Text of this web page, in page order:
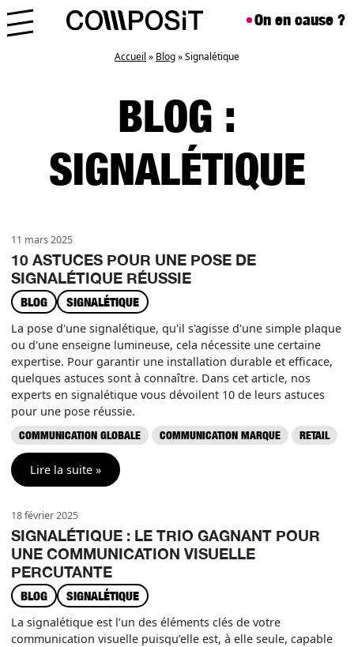
Aller au contenu
Skip to footer
On en cause ?
Accueil » Blog»Signalétique
BLOG :
SIGNALÉTIQUE
11 mars 2025
10 ASTUCES POUR UNE POSE DE
SIGNALÉTIQUE RÉUSSIE
BLOG SIGNALÉTIQUE
La pose d'une signalétique, qu'il s'agisse d'une simple plaque
ou d'une enseigne lumineuse, cela nécessite une certaine
expertise. Pour garantir une installation durable et efficace,
quelques astuces sont à connaître. Dans cet article, nos
experts en signalétique vous dévoilent 10 de leurs astuces
pour une pose réussie.
COMMUNICATION GLOBALE COMMUNICATION MARQUE RETAIL
Lire la suite »
18 février 2025
SIGNALÉTIQUE : LE TRIO GAGNANT POUR
UNE COMMUNICATION VISUELLE
PERCUTANTE
BLOG SIGNALÉTIQUE
La signalétique est l’un des éléments clés de votre
communication visuelle puisqu’elle est, à elle seule, capable